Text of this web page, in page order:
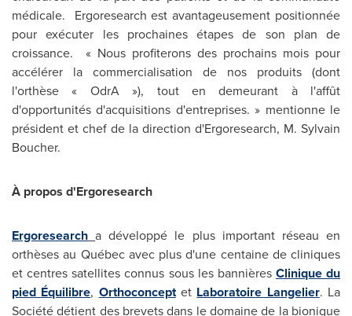
médicale. Ergoresearch est avantageusement positionnée
pour exécuter les prochaines étapes de son plan de
croissance. « Nous profiterons des prochains mois pour
accélérer la commercialisation de nos produits (dont
l'orthèse « OdrA »), tout en demeurant à l'affût
d'opportunités d'acquisitions d'entreprises. » mentionne le
président et chef de la direction d'Ergoresearch, M. Sylvain
Boucher.
À propos d'Ergoresearch
Ergoresearch a développé le plus important réseau en
orthèses au Québec avec plus d'une centaine de cliniques
et centres satellites connus sous les bannières Clinique du
pied Équilibre, Orthoconceptet Laboratoire Langelier. La
Société détient des brevets dans le domaine de la bionique